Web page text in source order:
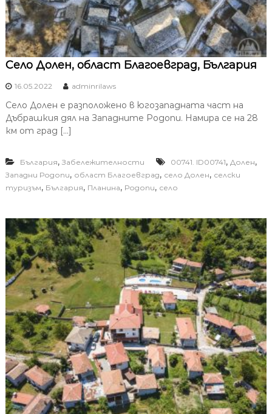
Село Долен, област Благоевград, България
16.05.2022 adminrilaws
Село Долен е разположено в югозападната част на
Дъбрашкия дял на Западните Родопи. Намира се на 28
км от град […]
България, Забележителности 00741. ID00741, Долен,
Западни Родопи, област Благоевград, село Долен, селски
туризъм, България, Планина, Родопи, село